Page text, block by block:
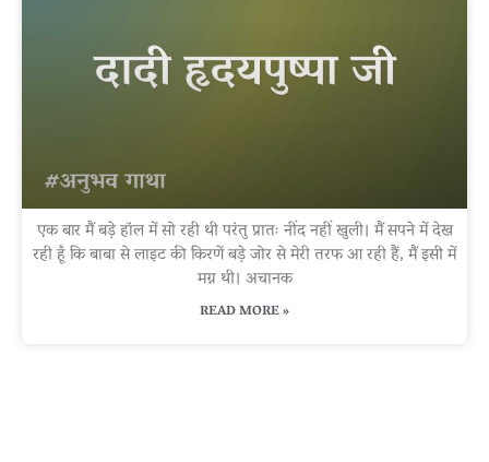
एक बार मैं बड़े हॉल में सो रही थी परंतु प्रातः नींद नहीं खुली। मैं सपने में देख
रही हूँ कि बाबा से लाइट की किरणें बड़े जोर से मेरी तरफ आ रही हैं, मैं इसी में
मग्न थी। अचानक
READ MORE »